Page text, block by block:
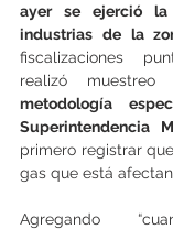
ayer se ejerció la
industrias de la
fiscalizaciones
metodología
Superintendencia
primero registrar
gas que está
Agregando